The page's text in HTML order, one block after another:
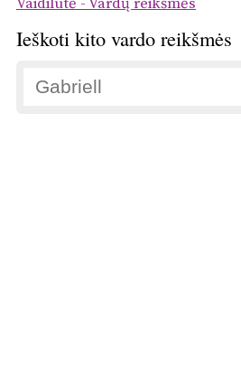
Vaidilutė - Vardų reikšmės
Ieškoti kito vardo reikšmės